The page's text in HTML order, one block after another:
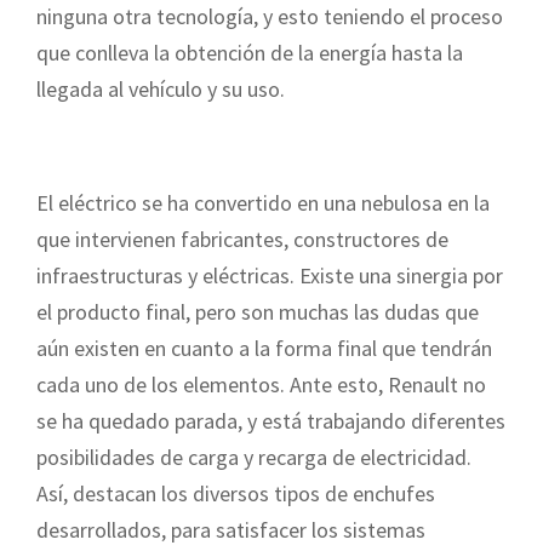
ninguna otra tecnología, y esto teniendo el proceso
que conlleva la obtención de la energía hasta la
llegada al vehículo y su uso.
El eléctrico se ha convertido en una nebulosa en la
que intervienen fabricantes, constructores de
infraestructuras y eléctricas. Existe una sinergia por
el producto final, pero son muchas las dudas que
aún existen en cuanto a la forma final que tendrán
cada uno de los elementos. Ante esto, Renault no
se ha quedado parada, y está trabajando diferentes
posibilidades de carga y recarga de electricidad.
Así, destacan los diversos tipos de enchufes
desarrollados, para satisfacer los sistemas